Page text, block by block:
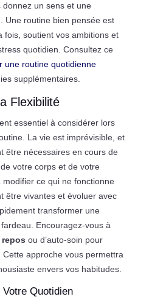
un sens et une
Une routine bien pensée est
fois, soutient vos ambitions et
quotidien. Consultez ce
une routine quotidienne
supplémentaires.
Flexibilité
essentiel à considérer lors
La vie est imprévisible, et
être nécessaires en cours de
votre corps et de votre
modifier ce qui ne fonctionne
être vivantes et évoluer avec
transformer une
Encouragez-vous à
repos ou d’auto-soin pour
approche vous permettra
envers vos habitudes.
Votre Quotidien